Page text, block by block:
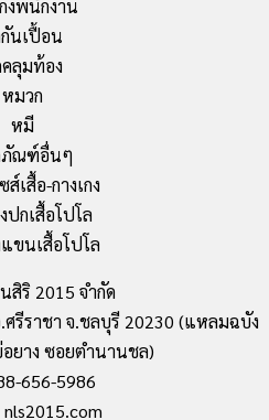
งพนักงาน
นเปื้อน
ลุมท้อง
หมวก
หมี
ณฑ์อื่นๆ
เสื้อ-กางเกง
ปกเสื้อโปโล
ขนเสื้อโปโล
ริ 2015 จำกัด
รีราชา จ.ชลบุรี 20230 (แหลมฉบัง
ยาง ซอยตำนานชล)
656-5986
nls2015.com